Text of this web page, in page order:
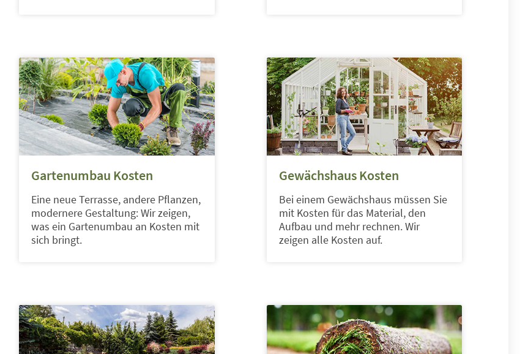
Gartenumbau Kosten
Eine neue Terrasse, andere Pflanzen,
modernere Gestaltung: Wir zeigen,
was ein Gartenumbau an Kosten mit
sich bringt.
Gewächshaus Kosten
Bei einem Gewächshaus müssen Sie
mit Kosten für das Material, den
Aufbau und mehr rechnen. Wir
zeigen alle Kosten auf.